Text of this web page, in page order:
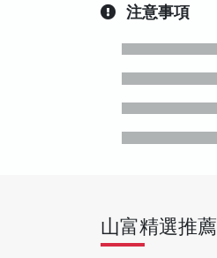
注意事項
山富精選推薦